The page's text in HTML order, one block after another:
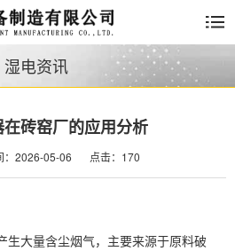
湿电资讯
砖窑厂的应用分析
：2026-05-06 点击：170
生大量含尘烟气，主要来源于原料破